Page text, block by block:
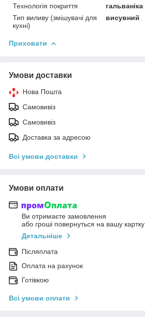
Технологія покриття
гальваніка
Тип виливу (змішувачі для
кухні)
висувний
Приховати
Умови доставки
Нова Пошта
Самовивіз
Самовивіз
Доставка за адресою
Всі умови доставки
Умови оплати
Ви отримаєте замовлення
або гроші повернуться на вашу картку
Детальніше
Післяплата
Оплата на рахунок
Готівкою
Всі умови оплати